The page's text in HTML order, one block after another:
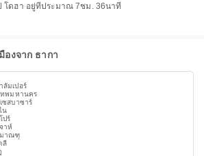
โดฮา อยู่ที่ประมาณ 7ชม. 36นาที
องจาก ธากา
ลัมเปอร์
ทพมหานคร
ซสบาซาร์
น
ปร์
าห์
มาณฑุ
ลี